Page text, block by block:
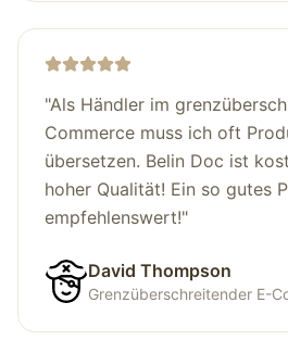
"Als Händler im
Commerce muss ich oft
übersetzen. Belin Doc ist
hoher Qualität! Ein so gutes
empfehlenswert!"
David Thompson
Grenzüberschreitender E-